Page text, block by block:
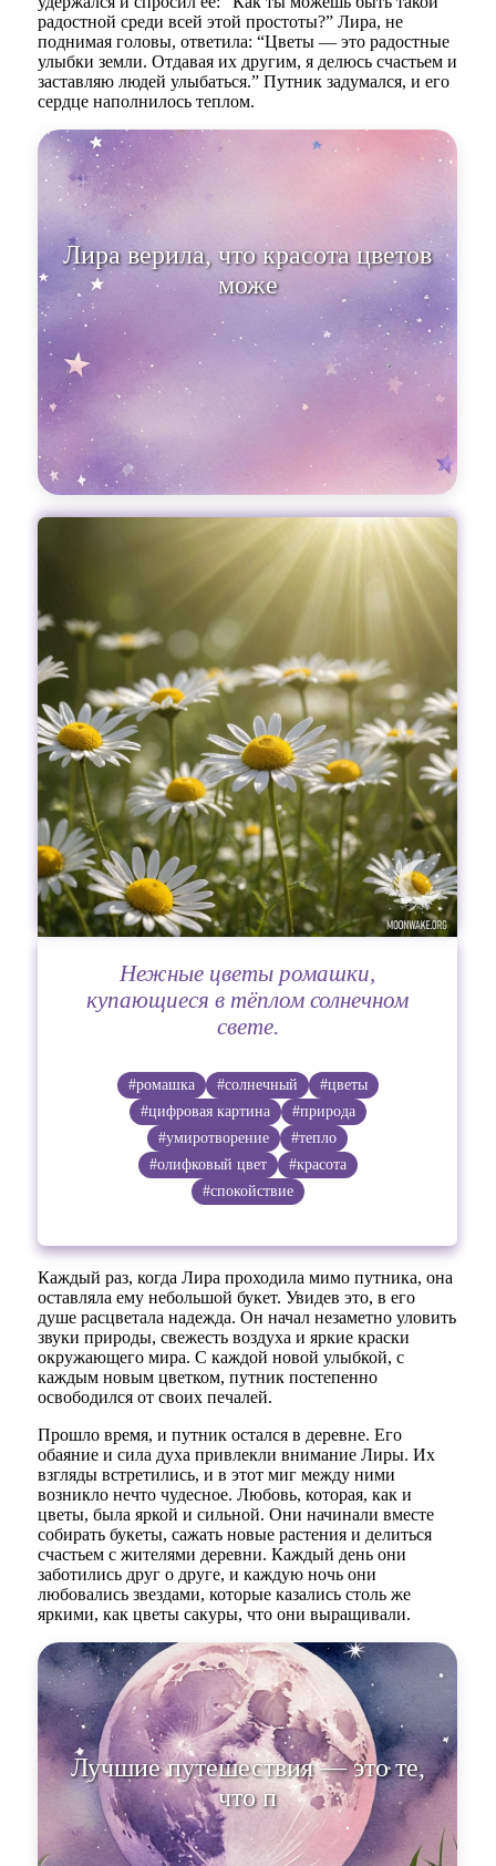
радостной среди всей этой простоты?” Лира, не
поднимая головы, ответила: “Цветы — это радостные
улыбки земли. Отдавая их другим, я делюсь счастьем и
заставляю людей улыбаться.” Путник задумался, и его
сердце наполнилось теплом.
Лира верила, что красота цветов
может осветить даже самые
тяже
Нежные цветы ромашки,
купающиеся в тёплом солнечном
свете.
#ромашка #солнечный
#цветы
#цифровая картина
#природа
#умиротворение
#тепло
#олифковый цвет
#красота
#спокойствие
Каждый раз, когда Лира проходила мимо путника, она
оставляла ему небольшой букет. Увидев это, в его
душе расцветала надежда. Он начал незаметно уловить
звуки природы, свежесть воздуха и яркие краски
окружающего мира. С каждой новой улыбкой, с
каждым новым цветком, путник постепенно
освободился от своих печалей.
Прошло время, и путник остался в деревне. Его
обаяние и сила духа привлекли внимание Лиры. Их
взгляды встретились, и в этот миг между ними
возникло нечто чудесное. Любовь, которая, как и
цветы, была яркой и сильной. Они начинали вместе
собирать букеты, сажать новые растения и делиться
счастьем с жителями деревни. Каждый день они
заботились друг о друге, и каждую ночь они
любовались звездами, которые казались столь же
яркими, как цветы сакуры, что они выращивали.
Лучшие путешествия — это те,
что происходят внутри себя, ког